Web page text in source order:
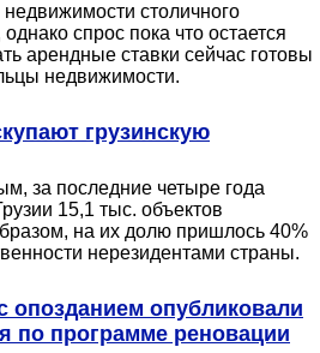
столичного
спрос пока что остается
арендные ставки сейчас готовы
недвижимости.
грузинскую
за последние четыре года
15,1 тыс. объектов
на их долю пришлось 40%
нерезидентами страны.
опозданием опубликовали
по программе реновации